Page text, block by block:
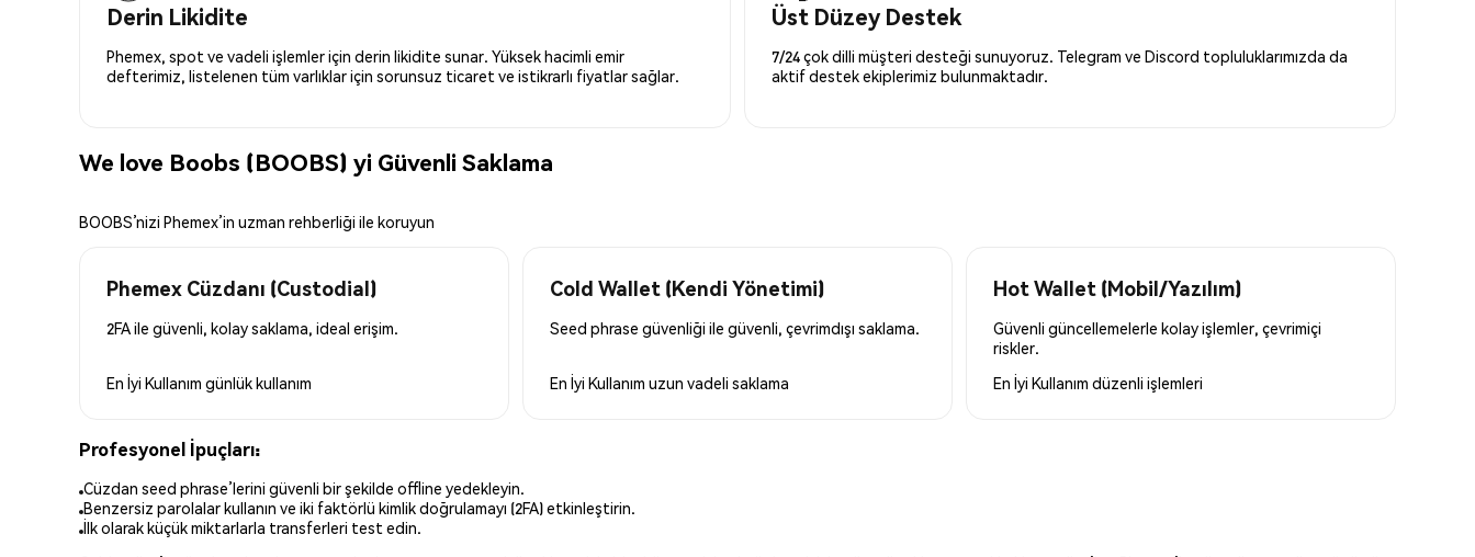
Derin Likidite
Phemex, spot ve vadeli işlemler için derin likidite sunar. Yüksek hacimli emir
defterimiz, listelenen tüm varlıklar için sorunsuz ticaret ve istikrarlı fiyatlar sağlar.
Üst Düzey Destek
7/24 çok dilli müşteri desteği sunuyoruz. Telegram ve Discord topluluklarımızda da
aktif destek ekiplerimiz bulunmaktadır.
We love Boobs (BOOBS) yi Güvenli Saklama
BOOBS’nizi Phemex’in uzman rehberliği ile koruyun
Phemex Cüzdanı (Custodial)
2FA ile güvenli, kolay saklama, ideal erişim.
En İyi Kullanım günlük kullanım
Cold Wallet (Kendi Yönetimi)
Seed phrase güvenliği ile güvenli, çevrimdışı saklama.
En İyi Kullanım uzun vadeli saklama
Hot Wallet (Mobil/Yazılım)
Güvenli güncellemelerle kolay işlemler, çevrimiçi
riskler.
En İyi Kullanım düzenli işlemleri
Profesyonel İpuçları:
Cüzdan seed phrase’lerini güvenli bir şekilde offline yedekleyin.
Benzersiz parolalar kullanın ve iki faktörlü kimlik doğrulamayı (2FA) etkinleştirin.
İlk olarak küçük miktarlarla transferleri test edin.